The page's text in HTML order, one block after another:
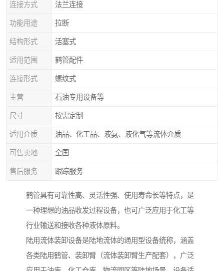
连接方式 法兰连接
功能用途 拉断
结构形式 活塞式
适用范围 鹤管配件
连接形式 螺纹式
主营 石油专用设备等
尺寸 按需定制
适用介质 油品、化工品、液氨、液化气等流体介质
可售卖地 全国
售后服务 跟踪服务
鹤管具有可靠性高、灵活性强、使用寿命长等特点，是
一种理想的油品收发过程设备，也可广泛应用于化工等
行业输送和接收各种液体原料。
陆用流体装卸设备是陆地流体的通用型设备统称，涵盖
各类陆用鹤管、装卸臂（流体装卸臂生产配套），广泛